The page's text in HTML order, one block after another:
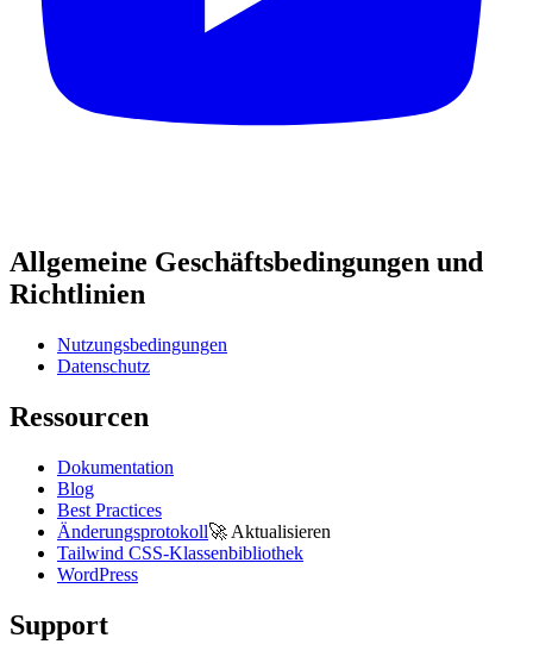
Allgemeine Geschäftsbedingungen und
Richtlinien
Nutzungsbedingungen
Datenschutz
Ressourcen
Dokumentation
Blog
Best Practices
Änderungsprotokoll🚀 Aktualisieren
Tailwind CSS-Klassenbibliothek
WordPress
Support